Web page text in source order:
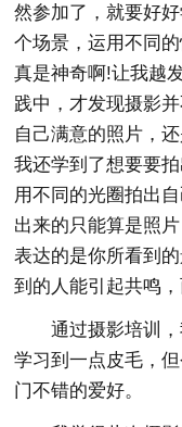
然参加了，就要好
个场景，运用不同
真是神奇啊!让我越
践中，才发现摄影
自己满意的照片，
我还学到了想要要
用不同的光圈拍出
出来的只能算是照
表达的是你所看到
到的人能引起共鸣
通过摄影培训
学习到一点皮毛，
门不错的爱好。